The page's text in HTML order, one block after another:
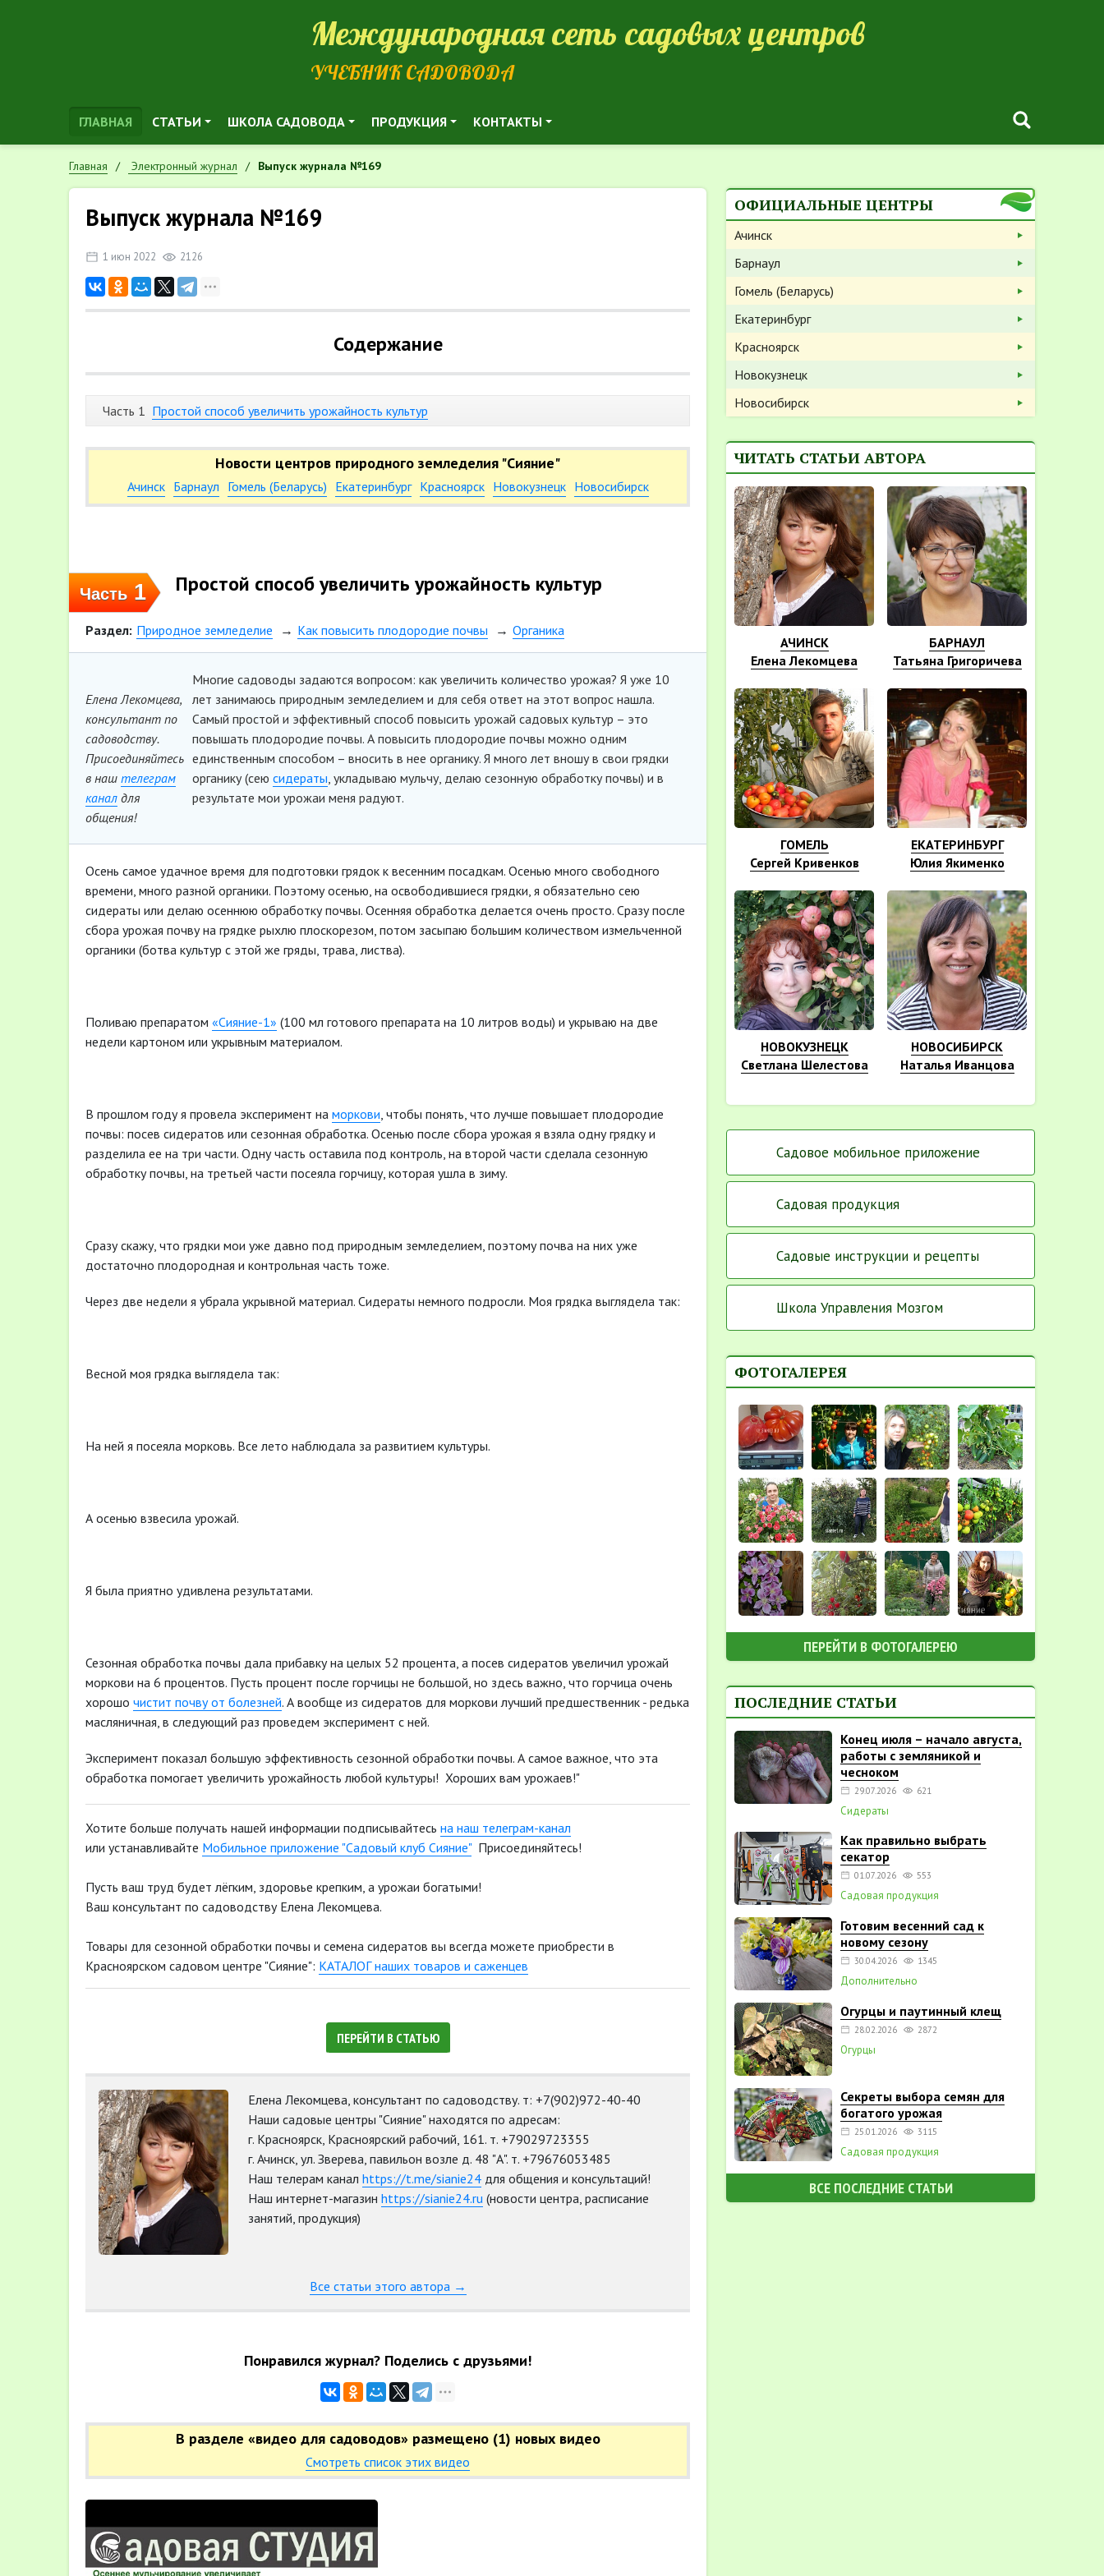
Международная сеть садовых центров
УЧЕБНИК САДОВОДА
ГЛАВНАЯ СТАТЬИ ШКОЛА САДОВОДА ПРОДУКЦИЯ КОНТАКТЫ
Главная Электронный журнал Выпуск журнала №169
Выпуск журнала №169
1 июн 2022 2126
Содержание
Часть 1 Простой способ увеличить урожайность культур
Новости центров природного земледелия "Сияние"
Ачинск Барнаул Гомель (Беларусь) Екатеринбург Красноярск Новокузнецк Новосибирск
Часть1 Простой способ увеличить урожайность культур
Раздел: Природное земледелие Как повысить плодородие почвы Органика
Многие садоводы задаются вопросом: как увеличить количество урожая? Я уже 10
лет занимаюсь природным земледелием и для себя ответ на этот вопрос нашла.
Самый простой и эффективный способ повысить урожай садовых культур – это
повышать плодородие почвы. А повысить плодородие почвы можно одним
единственным способом – вносить в нее органику. Я много лет вношу в свои грядки
органику (сею сидераты, укладываю мульчу, делаю сезонную обработку почвы) и в
результате мои урожаи меня радуют.
Елена Лекомцева,
консультант по
садоводству.
Присоединяйтесь
в наш телеграм
канал для
общения!
Осень самое удачное время для подготовки грядок к весенним посадкам. Осенью много свободного
времени, много разной органики. Поэтому осенью, на освободившиеся грядки, я обязательно сею
сидераты или делаю осеннюю обработку почвы. Осенняя обработка делается очень просто. Сразу после
сбора урожая почву на грядке рыхлю плоскорезом, потом засыпаю большим количеством измельченной
органики (ботва культур с этой же гряды, трава, листва).
Поливаю препаратом «Сияние-1» (100 мл готового препарата на 10 литров воды) и укрываю на две
недели картоном или укрывным материалом.
В прошлом году я провела эксперимент на моркови, чтобы понять, что лучше повышает плодородие
почвы: посев сидератов или сезонная обработка. Осенью после сбора урожая я взяла одну грядку и
разделила ее на три части. Одну часть оставила под контроль, на второй части сделала сезонную
обработку почвы, на третьей части посеяла горчицу, которая ушла в зиму.
Сразу скажу, что грядки мои уже давно под природным земледелием, поэтому почва на них уже
достаточно плодородная и контрольная часть тоже.
Через две недели я убрала укрывной материал. Сидераты немного подросли. Моя грядка выглядела так:
Весной моя грядка выглядела так:
На ней я посеяла морковь. Все лето наблюдала за развитием культуры.
А осенью взвесила урожай.
Я была приятно удивлена результатами.
Сезонная обработка почвы дала прибавку на целых 52 процента, а посев сидератов увеличил урожай
моркови на 6 процентов. Пусть процент после горчицы не большой, но здесь важно, что горчица очень
хорошо чистит почву от болезней. А вообще из сидератов для моркови лучший предшественник - редька
масляничная, в следующий раз проведем эксперимент с ней.
Эксперимент показал большую эффективность сезонной обработки почвы. А самое важное, что эта
обработка помогает увеличить урожайность любой культуры! Хороших вам урожаев!"
Хотите больше получать нашей информации подписывайтесь на наш телеграм-канал
или устанавливайте Мобильное приложение "Садовый клуб Сияние"Присоединяйтесь!
Пусть ваш труд будет лёгким, здоровье крепким, а урожаи богатыми!
Ваш консультант по садоводству Елена Лекомцева.
Товары для сезонной обработки почвы и семена сидератов вы всегда можете приобрести в
Красноярском садовом центре "Сияние": КАТАЛОГ наших товаров и саженцев
ПЕРЕЙТИ В СТАТЬЮ
Елена Лекомцева, консультант по садоводству. т: +7(902)972-40-40
Наши садовые центры "Сияние" находятся по адресам:
г. Красноярск, Красноярский рабочий, 161. т. +79029723355
г. Ачинск, ул. Зверева, павильон возле д. 48 "А". т. +79676053485
Наш телерам канал https://t.me/sianie24 для общения и консультаций!
Наш интернет-магазин https://sianie24.ru (новости центра, расписание
занятий, продукция)
Все статьи этого автора →
Понравился журнал? Поделись с друзьями!
В разделе «видео для садоводов» размещено (1) новых видео
Смотреть список этих видео
ОФИЦИАЛЬНЫЕ ЦЕНТРЫ
Ачинск
Барнаул
Гомель (Беларусь)
Екатеринбург
Красноярск
Новокузнецк
Новосибирск
ЧИТАТЬ СТАТЬИ АВТОРА
АЧИНСК
Елена Лекомцева
БАРНАУЛ
Татьяна Григоричева
ГОМЕЛЬ
Сергей Кривенков
ЕКАТЕРИНБУРГ
Юлия Якименко
НОВОКУЗНЕЦК
Светлана Шелестова
НОВОСИБИРСК
Наталья Иванцова
Садовое мобильное приложение
Садовая продукция
Садовые инструкции и рецепты
Школа Управления Мозгом
ФОТОГАЛЕРЕЯ
ПЕРЕЙТИ В ФОТОГАЛЕРЕЮ
ПОСЛЕДНИЕ СТАТЬИ
Конец июля – начало августа,
работы с земляникой и
чесноком
29.07.2026 621
Сидераты
Как правильно выбрать
секатор
01.07.2026 553
Садовая продукция
Готовим весенний сад к
новому сезону
30.04.2026 1345
Дополнительно
Огурцы и паутинный клещ
28.02.2026 2872
Огурцы
Секреты выбора семян для
богатого урожая
25.01.2026 3115
Садовая продукция
ВСЕ ПОСЛЕДНИЕ СТАТЬИ